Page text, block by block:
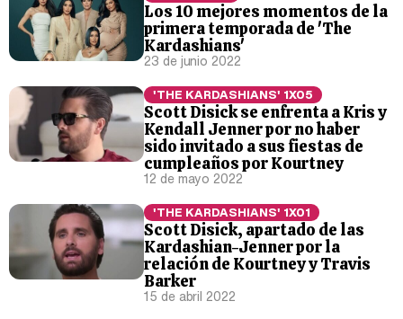
Los 10 mejores momentos de la
primera temporada de 'The
Kardashians'
23 de junio 2022
'THE KARDASHIANS' 1X05
Scott Disick se enfrenta a Kris y
Kendall Jenner por no haber
sido invitado a sus fiestas de
cumpleaños por Kourtney
12 de mayo 2022
'THE KARDASHIANS' 1X01
Scott Disick, apartado de las
Kardashian-Jenner por la
relación de Kourtney y Travis
Barker
15 de abril 2022